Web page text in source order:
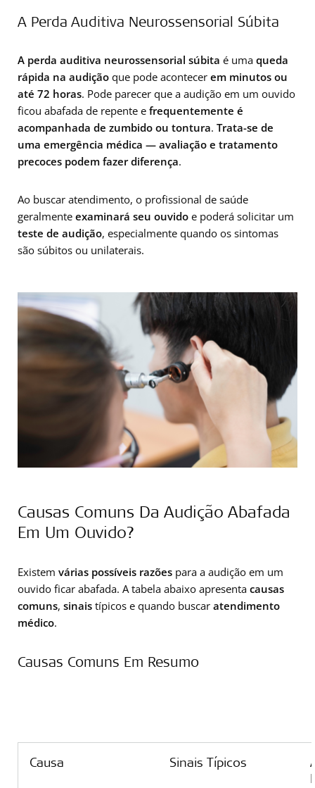
A Perda Auditiva Neurossensorial Súbita
A perda auditiva neurossensorial súbita é uma queda
rápida na audição que pode acontecer em minutos ou
até 72 horas. Pode parecer que a audição em um ouvido
ficou abafada de repente e frequentemente é
acompanhada de zumbido ou tontura. Trata-se de
uma emergência médica — avaliação e tratamento
precoces podem fazer diferença.
Ao buscar atendimento, o profissional de saúde
geralmente examinará seu ouvido e poderá solicitar um
teste de audição, especialmente quando os sintomas
são súbitos ou unilaterais.
Causas Comuns Da Audição Abafada
Em Um Ouvido?
Existem várias possíveis razões para a audição em um
ouvido ficar abafada. A tabela abaixo apresenta causas
comuns, sinais típicos e quando buscar atendimento
médico.
Causas Comuns Em Resumo
Causa Sinais Típicos